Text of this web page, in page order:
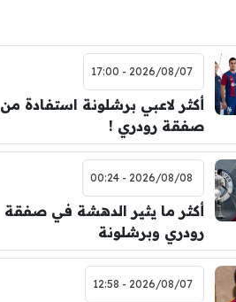
2026/08/07 - 17:00
أكثر لاعبي برشلونة استفادة من
صفقة رودري !
2026/08/08 - 00:24
أكثر ما يثير الدهشة في صفقة
رودري وبرشلونة
2026/08/07 - 12:58